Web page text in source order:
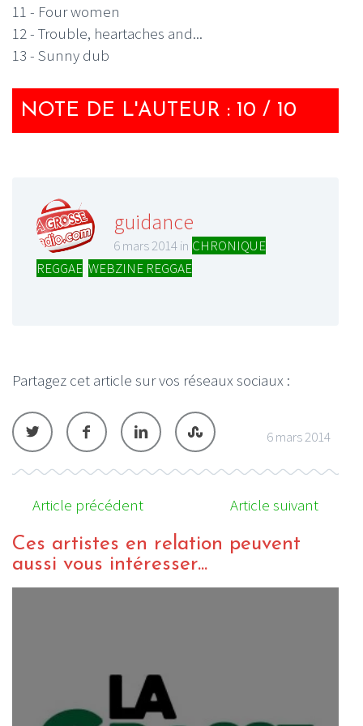
11 - Four women
12 - Trouble, heartaches and...
13 - Sunny dub
NOTE DE L'AUTEUR : 10 / 10
guidance
6 mars 2014 in CHRONIQUE
REGGAE WEBZINE REGGAE
Partagez cet article sur vos réseaux sociaux :
6 mars 2014
Article précédent Article suivant
Ces artistes en relation peuvent
aussi vous intéresser...